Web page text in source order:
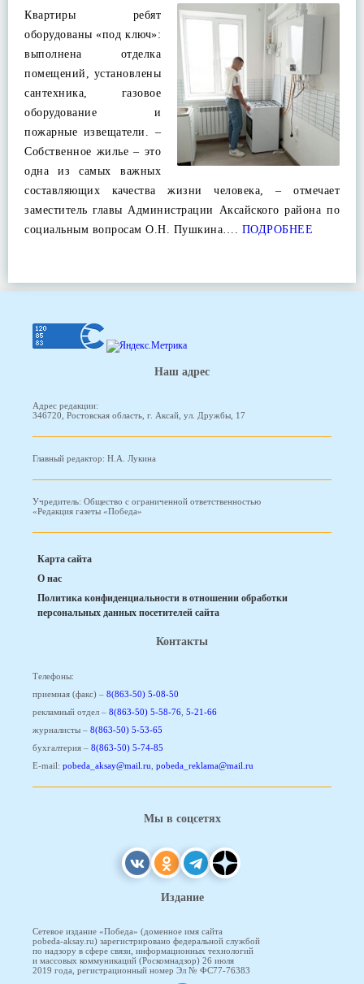
Квартиры ребят
оборудованы «под ключ»:
выполнена отделка
помещений, установлены
сантехника, газовое
оборудование и
пожарные извещатели. –
Собственное жилье – это
одна из самых важных
составляющих качества жизни человека, – отмечает
заместитель главы Администрации Аксайского района по
социальным вопросам О.Н. Пушкина…. ПОДРОБНЕЕ
Наш адрес
Адрес редакции:
346720, Ростовская область, г. Аксай, ул. Дружбы, 17
Главный редактор: Н.А. Лукина
Учредитель: Общество с ограниченной ответственностью
«Редакция газеты «Победа»
Карта сайта
О нас
Политика конфиденциальности в отношении обработки
персональных данных посетителей сайта
Контакты
Телефоны:
приемная (факс) – 8(863-50) 5-08-50
рекламный отдел – 8(863-50) 5-58-76 5-21-66
журналисты – 8(863-50) 5-53-65
бухгалтерия – 8(863-50) 5-74-85
E-mail: pobeda_aksay@mail.ru pobeda_reklama@mail.ru
Мы в соцсетях
Издание
Сетевое издание «Победа» (доменное имя сайта
pobeda-aksay.ru) зарегистрировано федеральной службой
по надзору в сфере связи, информационных технологий
и массовых коммуникаций (Роскомнадзор) 26 июля
2019 года, регистрационный номер Эл № ФС77-76383